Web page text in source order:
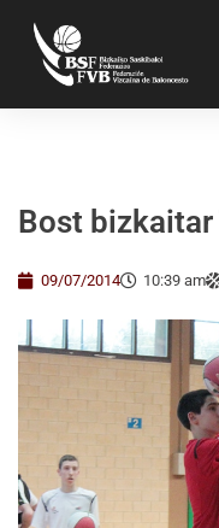
Bost bizkaitar
09/07/2014 10:39 am